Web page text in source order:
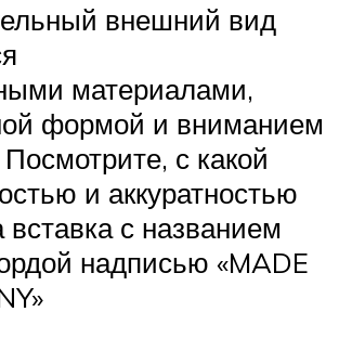
внешний вид
материалами,
формой и вниманием
с какой
и аккуратностью
с названием
надписью «MADE